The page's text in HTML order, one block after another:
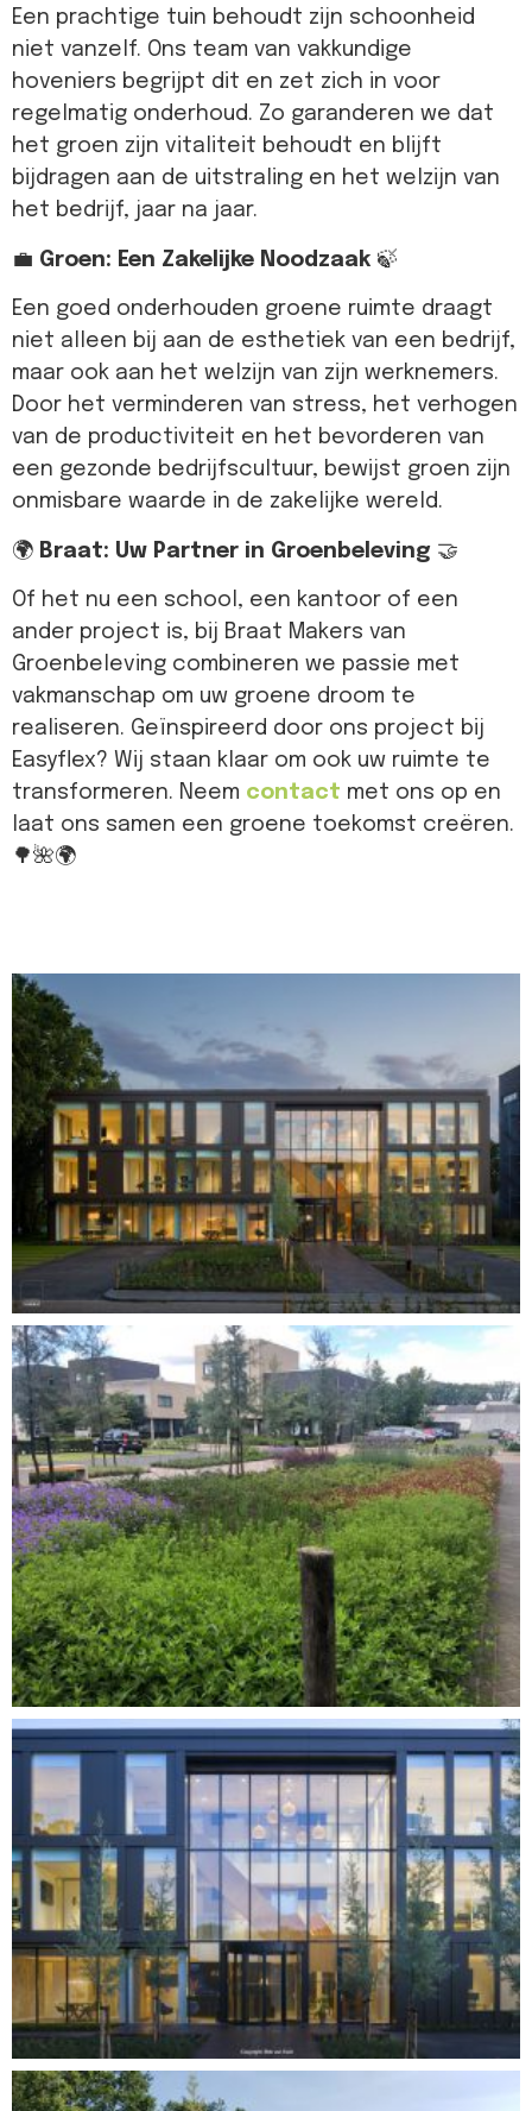
Een prachtige tuin behoudt zijn schoonheid
niet vanzelf. Ons team van vakkundige
hoveniers begrijpt dit en zet zich in voor
regelmatig onderhoud. Zo garanderen we dat
het groen zijn vitaliteit behoudt en blijft
bijdragen aan de uitstraling en het welzijn van
het bedrijf, jaar na jaar.
💼 Groen: Een Zakelijke Noodzaak 🍃
Een goed onderhouden groene ruimte draagt
niet alleen bij aan de esthetiek van een bedrijf,
maar ook aan het welzijn van zijn werknemers.
Door het verminderen van stress, het verhogen
van de productiviteit en het bevorderen van
een gezonde bedrijfscultuur, bewijst groen zijn
onmisbare waarde in de zakelijke wereld.
🌍 Braat: Uw Partner in Groenbeleving 🤝
Of het nu een school, een kantoor of een
ander project is, bij Braat Makers van
Groenbeleving combineren we passie met
vakmanschap om uw groene droom te
realiseren. Geïnspireerd door ons project bij
Easyflex? Wij staan klaar om ook uw ruimte te
transformeren. Neem contact met ons op en
laat ons samen een groene toekomst creëren.
🌳🌺🌍